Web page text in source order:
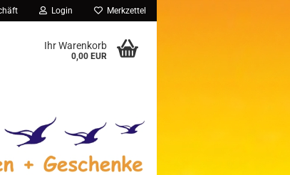
Login Merkzettel
Ihr Warenkorb
0,00 EUR